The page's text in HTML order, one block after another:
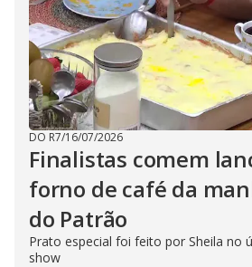
DO R7/16/07/2026
Finalistas comem
forno de café da
do Patrão
Prato especial foi feito por Sheila no
show